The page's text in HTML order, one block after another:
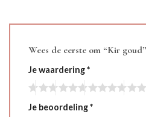
Wees de eerste om “Kir
Je waardering*
Je beoordeling*